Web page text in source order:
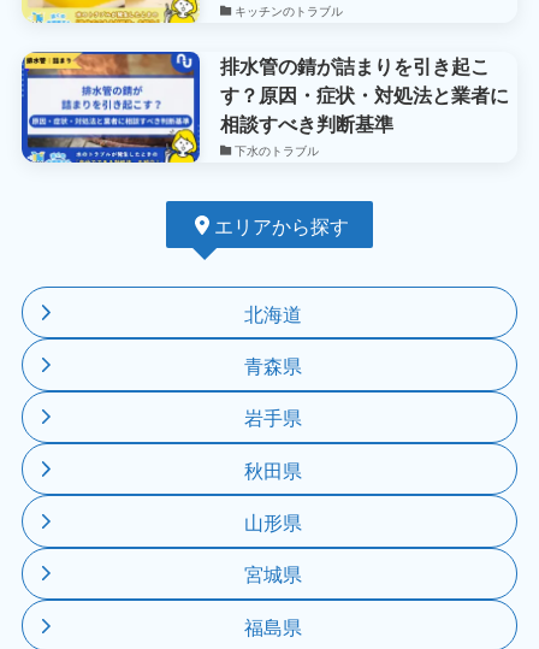
キッチンのトラブル
排水管の錆が詰まりを引き起こ
す？原因・症状・対処法と業者に
相談すべき判断基準
下水のトラブル
エリアから探す
北海道
青森県
岩手県
秋田県
山形県
宮城県
福島県